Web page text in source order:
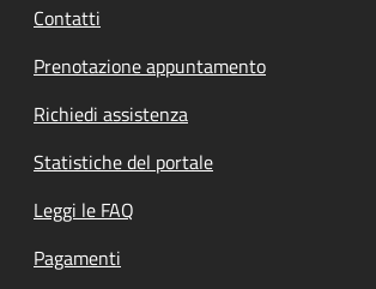
Contatti
Prenotazione appuntamento
Richiedi assistenza
Statistiche del portale
Leggi le FAQ
Pagamenti